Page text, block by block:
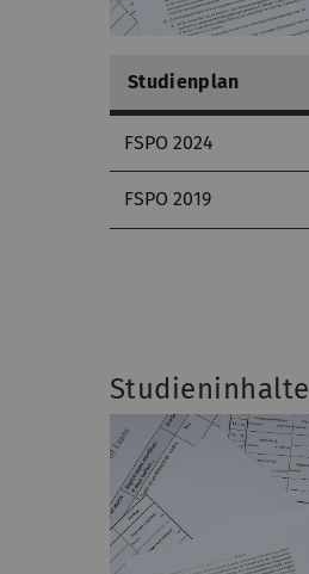
Studienplan
FSPO 2024
FSPO 2019
Studieninhalte